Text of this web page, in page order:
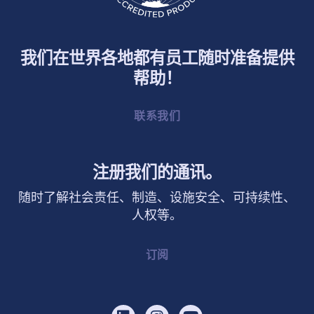
我们在世界各地都有员工随时准备提供
帮助！
联系我们
注册我们的通讯。
随时了解社会责任、制造、设施安全、可持续性、
人权等。
订阅